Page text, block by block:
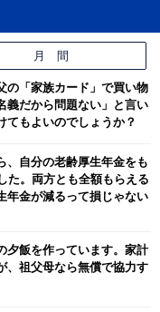
月 間
の「家族カード」で買い物
義だから問題ない」と言い
てもよいのでしょうか？
、自分の老齢厚生年金をも
た。両方とも全額もらえる
年金が減るって損じゃない
夕飯を作っています。家計
、祖父母なら無償で協力す